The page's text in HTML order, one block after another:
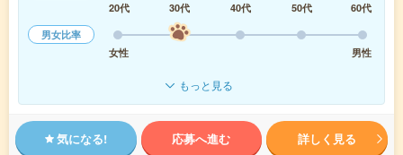
20代
30代 40代 50代
60代
男女比率
女性
男性
もっと見る
気になる! 応募へ進む 詳しく見る